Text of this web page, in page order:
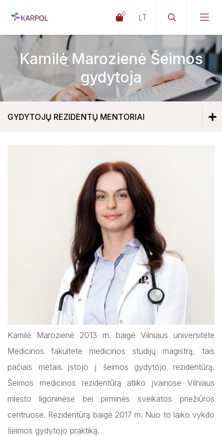
Gydytojų rezidentų vadovai
Gydytojų rezidentų mentoriai
Įsidarbinimo procesas rezidentams
Studentų praktikos organizavimas
0
Kamilė Marozienė Šeimos
gydytoja
GYDYTOJŲ REZIDENTŲ MENTORIAI
Gydytojų rezidentų mentoriai
Živilė Mikalauskienė Vaikų ligų gydytoja
Dovilė Ilgūnienė Šeimos gydytoja
Justė Latauskienė Šeimos gydytoja
Viktorija Paulauskaitė Šeimos gydytoja
Kamilė Marozienė Šeimos gydytoja
Aida Mamedovaitė-Gaidė Darbo medicinos gydytoja
Dovilė Šablinskienė FMR gydytoja
Orinta Pocienė Gydytoja psichiatrė
Rokas Šambaras Vaikų ir paauglių psichiatras
Edita Naruševičiūtė-Skripkienė Gydytoja
dermatovenerologė
Kamilė Antanavičiūtė – Mačiulaitė Gydytoja
Aistė Snieškienė Gydytoja endokrinologė
Kamilė Marozienė 2013 m. baigė Vilniaus universitete
Medicinos fakultete medicinos studijų magistrą, tais
pačiais metais įstojo į šeimos gydytojo rezidentūrą.
Šeimos medicinos rezidentūrą atliko įvairiose Vilniaus
miesto ligoninėse bei pirminės sveikatos priežiūros
centruose. Rezidentūrą baigė 2017 m. Nuo to laiko vykdo
šeimos gydytojo praktiką.